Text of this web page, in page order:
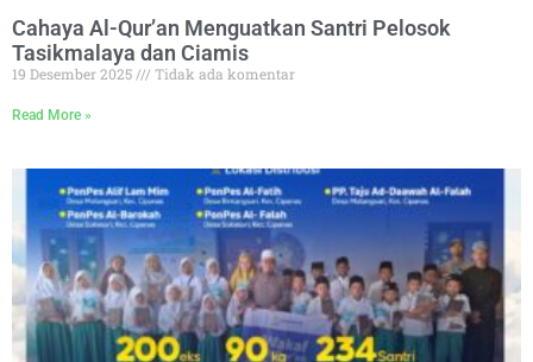
Cahaya Al-Qur’an Menguatkan Santri Pelosok
Tasikmalaya dan Ciamis
19 Desember 2025 Tidak ada komentar
Read More »